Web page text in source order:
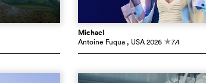
Michael
Antoine Fuqua , USA2026 c7.4